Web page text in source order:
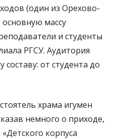
(один из Орехово-
основную массу
и студенты
РГСУ. Аудитория
составу: от студента до
храма игумен
немного о приходе,
корпуса